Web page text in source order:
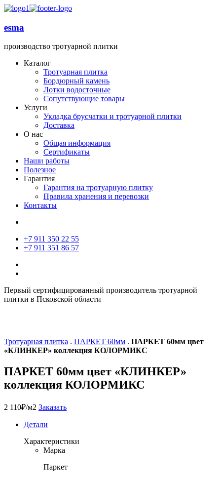
esma
производство тротуарной плитки
Каталог
Тротуарная плитка
Бордюрный камень
Лотки водосточные
Сопутствующие товары
Услуги
Укладка брусчатки и тротуарной плитки
Доставка
О нас
Общая информация
Сертификаты
Наши работы
Полезное
Гарантия
Гарантия на тротуарную плитку
Правила хранения и перевозки
Контакты
+7 911 350 22 55
+7 911 351 86 57
Первый сертифицированный производитель тротуарной
плитки в Псковской области
Тротуарная плитка . ПАРКЕТ 60мм . ПАРКЕТ 60мм цвет
«КЛИНКЕР» коллекция КОЛОРМИКС
ПАРКЕТ 60мм цвет «КЛИНКЕР»
коллекция КОЛОРМИКС
2 110₽/м2 Заказать
Детали
Характеристики
Марка
Паркет